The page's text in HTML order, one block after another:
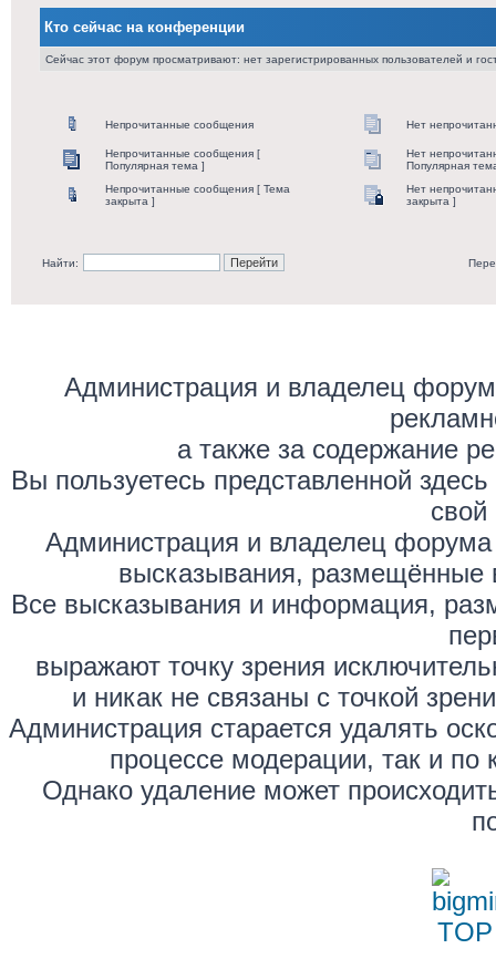
Кто сейчас на конференции
Сейчас этот форум просматривают: нет зарегистрированных пользователей и
Непрочитанные сообщения Нет
Непрочитанные сообщения [
Популярная тема ]
Нет
Популярная
Непрочитанные сообщения [ Тема
закрыта ]
Нет
закрыта ]
Найти:
Администрация и владелец
а также за содержание
Вы пользуетесь представленной
свой
Администрация и владелец форума
высказывания, размещённые
Все высказывания и информация,
выражают точку зрения
и никак не связаны с точкой
Администрация старается удалять
процессе модерации, так и по
Однако удаление может